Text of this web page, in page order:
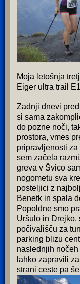
Moja letošnja
Eiger ultra trail
Zadnji dnevi
si sama
do pozne noči,
prostora, vmes
pripravljenosti
sem začela
greva v Švico
nogometu sva
posteljici z
Benetk in spala
Popoldne smo
Uršulo in Drejko,
počivališču za
parking blizu
naslednjih
lahko zapravili
strani ceste pa